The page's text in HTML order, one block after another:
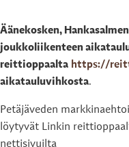
Äänekosken,
joukkoliikenteen
reittioppaalta https://
aikatauluvihkosta.
Petäjäveden
löytyvät Linkin
nettisivuilta